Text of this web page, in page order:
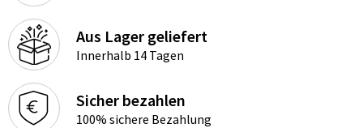
Aus Lager geliefert
Innerhalb 14 Tagen
Sicher bezahlen
100% sichere Bezahlung